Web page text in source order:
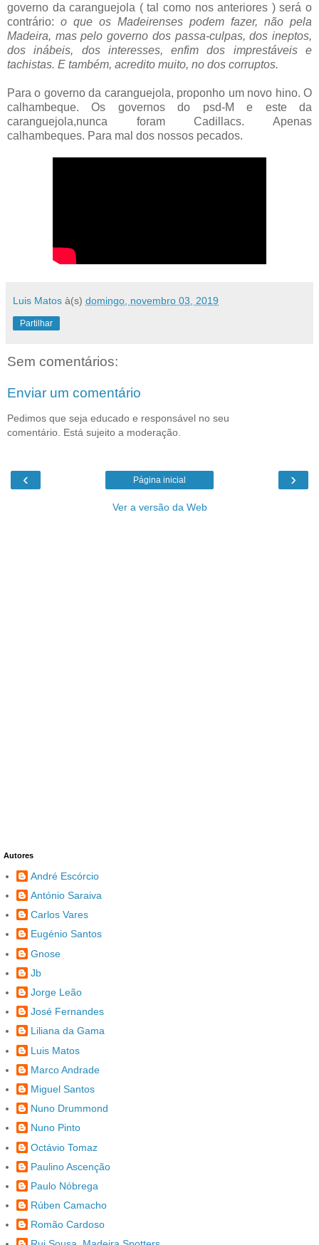
governo da caranguejola ( tal como nos anteriores ) será o
contrário: o que os Madeirenses podem fazer, não pela
Madeira, mas pelo governo dos passa-culpas, dos ineptos,
dos inábeis, dos interesses, enfim dos imprestáveis e
tachistas. E também, acredito muito, no dos corruptos.
Para o governo da caranguejola, proponho um novo hino. O
calhambeque. Os governos do psd-M e este da
caranguejola,nunca foram Cadillacs. Apenas
calhambeques. Para mal dos nossos pecados.
Luis Matos à(s) domingo, novembro 03, 2019
Partilhar
Sem comentários:
Enviar um comentário
Pedimos que seja educado e responsável no seu
comentário. Está sujeito a moderação.
‹ ›
Página inicial
Ver a versão da Web
Autores
André Escórcio
António Saraiva
Carlos Vares
Eugénio Santos
Gnose
Jb
Jorge Leão
José Fernandes
Liliana da Gama
Luis Matos
Marco Andrade
Miguel Santos
Nuno Drummond
Nuno Pinto
Octávio Tomaz
Paulino Ascenção
Paulo Nóbrega
Rúben Camacho
Romão Cardoso